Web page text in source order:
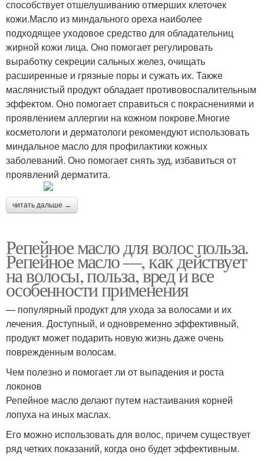
способствует отшелушиванию отмерших клеточек
кожи.Масло из миндального ореха наиболее
подходящее уходовое средство для обладательниц
жирной кожи лица. Оно помогает регулировать
выработку секреции сальных желез, очищать
расширенные и грязные поры и сужать их. Также
маслянистый продукт обладает противовоспалительным
эффектом. Оно помогает справиться с покраснениями и
проявлением аллергии на кожном покрове.Многие
косметологи и дерматологи рекомендуют использовать
миндальное масло для профилактики кожных
заболеваний. Оно помогает снять зуд, избавиться от
проявлений дерматита.
читать дальше →
Репейное масло для волос польза.
Репейное масло —, как действует
на волосы, польза, вред и все
особенности применения
— популярный продукт для ухода за волосами и их
лечения. Доступный, и одновременно эффективный,
продукт может подарить новую жизнь даже очень
поврежденным волосам.
Чем полезно и помогает ли от выпадения и роста
локонов
Репейное масло делают путем настаивания корней
лопуха на иных маслах.
Его можно использовать для волос, причем существует
ряд четких показаний, когда оно будет эффективным.